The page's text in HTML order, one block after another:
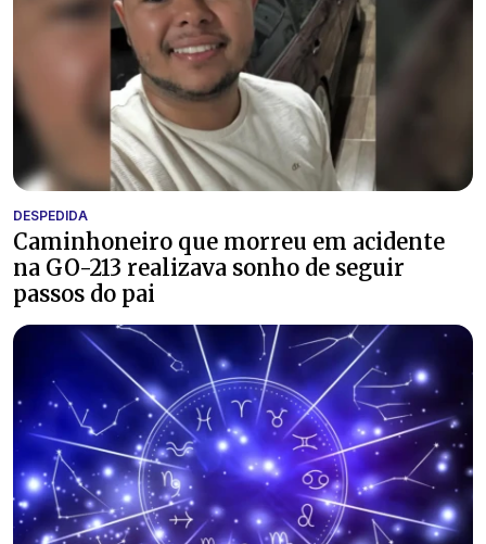
DESPEDIDA
Caminhoneiro que morreu em acidente
na GO-213 realizava sonho de seguir
passos do pai